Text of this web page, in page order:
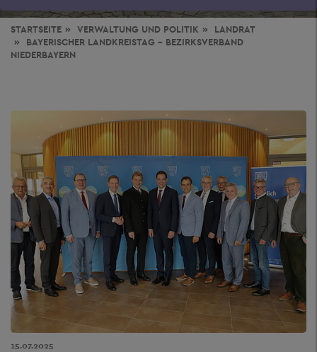
STARTSEITE VERWALTUNG UND POLITIK
LANDRAT
BAYERISCHER LANDKREISTAG - BEZIRKSVERBAND
NIEDERBAYERN
15.07.2025